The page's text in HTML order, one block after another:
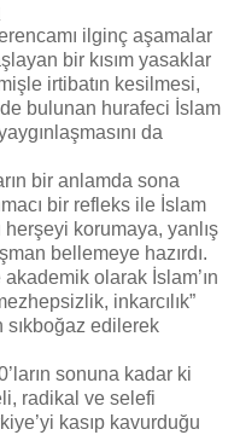
ilginç aşamalar
bir kısım yasaklar
irtibatın kesilmesi,
bulunan hurafeci İslam
da
bir anlamda sona
bir refleks ile İslam
korumaya, yanlış
bellemeye hazırdı.
olarak İslam’ın
inkarcılık”
sıkboğaz edilerek
sonuna kadar ki
radikal ve selefi
kasıp kavurduğu